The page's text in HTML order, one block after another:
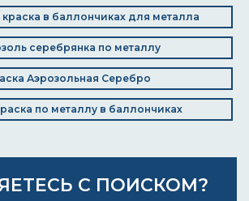
в баллончиках для металла
серебрянка по металлу
Аэрозольная Серебро
по металлу в баллончиках
С ПОИСКОМ?